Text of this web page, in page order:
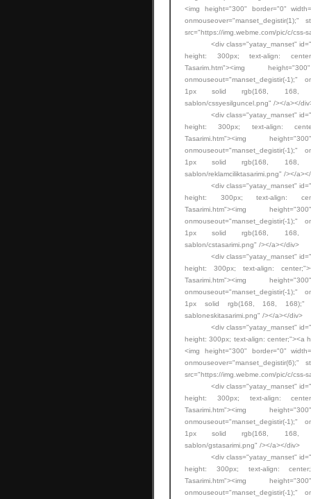
<img height="300" border="0"
src="https://img.webme.com/pic/c/css-
<div class="yatay_manset"
height: 300px; text-align:
Tasarim.htm"><img
onmouseout="manset_degistir(-1);"
1px solid rgb(168, 168,
sablon/cssyesilguncel.png" /></a></
<div class="yatay_manset"
height: 300px; text-align:
Tasarimi.htm"><img
onmouseout="manset_degistir(-1);"
1px solid rgb(168, 168,
sablon/reklamciliktasarimi.png" /></
<div class="yatay_manset"
height: 300px; text-align:
Tasarimi.htm"><img
onmouseout="manset_degistir(-1);"
1px solid rgb(168, 168,
sablon/cstasarimi.png" /></a></div>
<div class="yatay_manset"
height: 300px; text-align:
Tasarimi.htm"><img
onmouseout="manset_degistir(-1);"
1px solid rgb(168, 168, 168);"
sabloneskitasarimi.png" /></a></div>
<div class="yatay_manset"
height: 300px; text-align: center;"><a
<img height="300" border="0"
src="https://img.webme.com/pic/c/css-
<div class="yatay_manset"
height: 300px; text-align:
Tasarimi.htm"><img
onmouseout="manset_degistir(-1);"
1px solid rgb(168, 168,
sablon/gstasarimi.png" /></a></div>
<div class="yatay_manset"
height: 300px; text-align:
Tasarimi.htm"><img
onmouseout="manset_degistir(-1);"